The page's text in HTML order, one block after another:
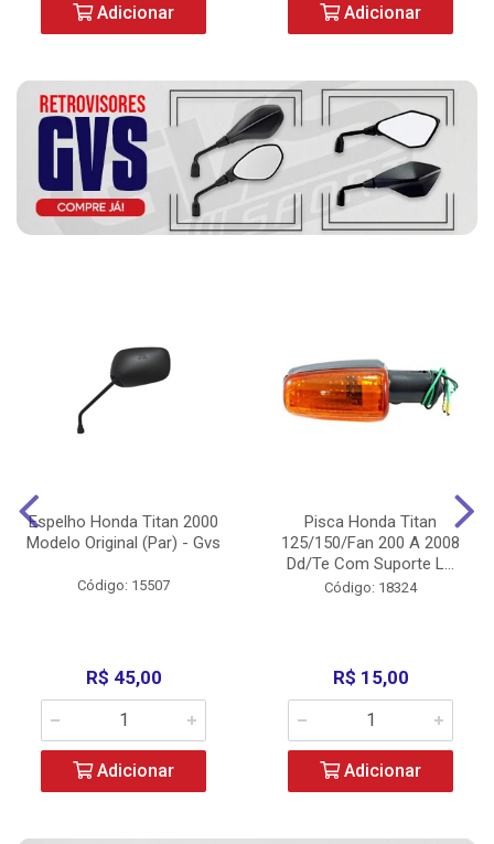
Adicionar Adicionar
Espelho Honda Titan 2000
Modelo Original (Par) - Gvs
Código: 15507
R$ 45,00
Adicionar
Pisca Honda Titan
125/150/Fan 200 A 2008
Dd/Te Com Suporte L...
Código: 18324
R$ 15,00
Adicionar